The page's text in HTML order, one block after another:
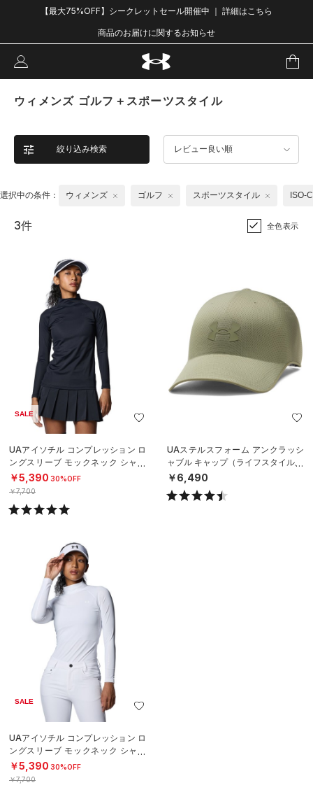
【最大75%OFF】シークレットセール開催中 ｜ 詳細はこちら
商品のお届けに関するお知らせ
ウィメンズ ゴルフ＋スポーツスタイル
絞り込み検索 レビュー良い順
選択中の条件： ウィメンズ ゴルフ スポーツスタイル ISO-
3件 全色表示
SALE
UAアイソチル コンプレッション ロ
ングスリーブ モックネック シャツ
（ゴルフ/WOMEN）
￥5,390 30%OFF
￥7,700
UAステルスフォーム アンクラッシ
ャブル キャップ（ライフスタイル/U
NISEX）
￥6,490
SALE
UAアイソチル コンプレッション ロ
ングスリーブ モックネック シャツ
（ゴルフ/WOMEN）
￥5,390 30%OFF
￥7,700